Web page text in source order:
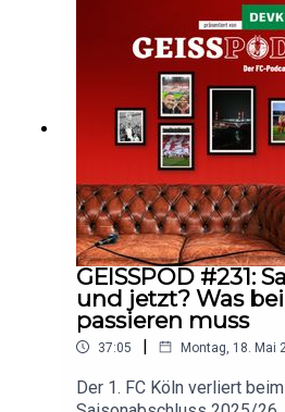
diskutiert mit!#effzeh
#fussball #bundesliga
GEISSPOD #231:
und jetzt? Was
passieren muss
37:05 | Montag, 18. Mai
Der 1. FC Köln verliert